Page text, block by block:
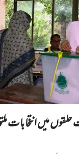
میں انتخابات